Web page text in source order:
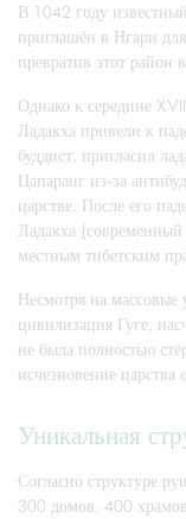
В 1042 году
приглашён в Нгари
превратив этот район
Однако к середине
Ладакха привели к
буддист, пригласил
Цапаранг из-за
царстве. После его
Ладакха
местным тибетским
Несмотря на массовые
цивилизация Гуге,
не была полностью
исчезновение царства
Уникальная
Согласно структуре
300 домов, 400